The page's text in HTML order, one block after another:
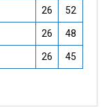
26 52
26 48
26 45